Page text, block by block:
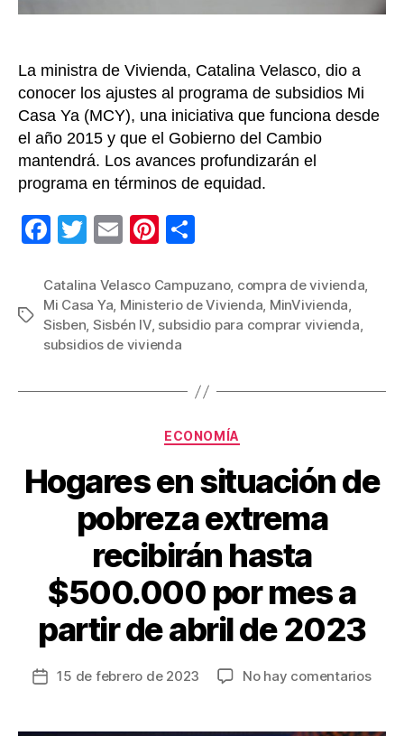
una
La ministra de Vivienda, Catalina Velasco, dio a
conocer los ajustes al programa de subsidios Mi
Casa Ya (MCY), una iniciativa que funciona desde
el año 2015 y que el Gobierno del Cambio
mantendrá. Los avances profundizarán el
programa en términos de equidad.
F
c
e
b
o
T
tt
er
E
ail
Pi
er
e
st
m
p
Etiquetas
Catalina Velasco Campuzano, compra de vivienda,
Mi Casa Ya, Ministerio de Vivienda, MinVivienda,
Sisben, Sisbén IV, subsidio para comprar vivienda,
subsidios de vivienda
Categorías
ECONOMÍA
Hogares en situación de
pobreza extrema
recibirán hasta
$500.000 por mes a
partir de abril de 2023
Fecha15 de febrero de 2023 No hay comentariosen